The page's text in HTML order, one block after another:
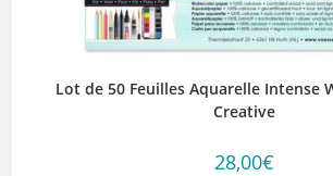
Lot de 50 Feuilles Aquarelle Intense
Creative
28,00€